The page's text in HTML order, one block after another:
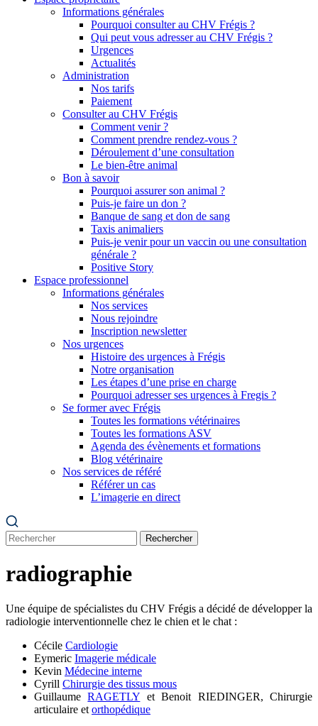
Informations générales
Pourquoi consulter au CHV Frégis ?
Qui peut vous adresser au CHV Frégis ?
Urgences
Actualités
Administration
Nos tarifs
Paiement
Consulter au CHV Frégis
Comment venir ?
Comment prendre rendez-vous ?
Déroulement d’une consultation
Le bien-être animal
Bon à savoir
Pourquoi assurer son animal ?
Puis-je faire un don ?
Banque de sang et don de sang
Taxis animaliers
Puis-je venir pour un vaccin ou une consultation
générale ?
Positive Story
Espace professionnel
Informations générales
Nos services
Nous rejoindre
Inscription newsletter
Nos urgences
Histoire des urgences à Frégis
Notre organisation
Les étapes d’une prise en charge
Pourquoi adresser ses urgences à Fregis ?
Se former avec Frégis
Toutes les formations vétérinaires
Toutes les formations ASV
Agenda des évènements et formations
Blog vétérinaire
Nos services de référé
Référer un cas
L’imagerie en direct
Rechercher
radiographie
Une équipe de spécialistes du CHV Frégis a décidé de développer la
radiologie interventionnelle chez le chien et le chat :
Cécile Cardiologie
Eymeric Imagerie médicale
Kevin Médecine interne
Cyrill Chirurgie des tissus mous
GuillaumeRAGETLY et Benoit RIEDINGER, Chirurgie
articulaire et orthopédique